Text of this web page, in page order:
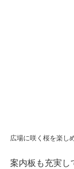
広場に咲く桜を楽し
案内板も充実し